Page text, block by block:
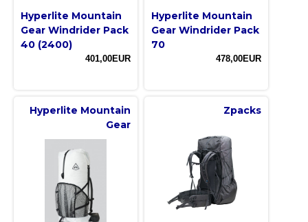
Hyperlite Mountain
Gear Windrider Pack
40 (2400)
401,00EUR
Hyperlite Mountain
Gear Windrider Pack
70
478,00EUR
Hyperlite Mountain
Gear
Zpacks